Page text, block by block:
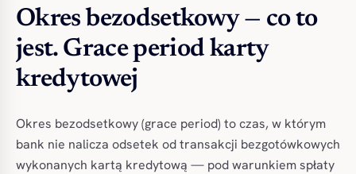
Okres bezodsetkowy — co to
jest. Grace period karty
kredytowej
Okres bezodsetkowy (grace period) to czas, w którym
bank nie nalicza odsetek od transakcji bezgotówkowych
wykonanych kartą kredytową — pod warunkiem spłaty